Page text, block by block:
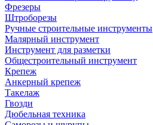
Фрезеры
Штроборезы
Ручные строительные инструменты
Малярный инструмент
Инструмент для разметки
Общестроительный инструмент
Крепеж
Анкерный крепеж
Такелаж
Гвозди
Дюбельная техника